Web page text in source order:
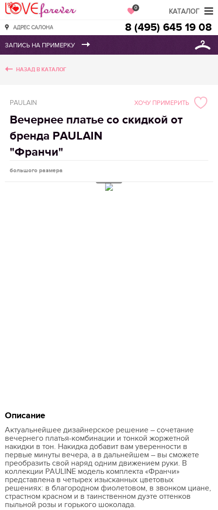
Love Forever
АДРЕС САЛОНА
0
8 (495) 645 19 08
НАЗАД В КАТАЛОГ
PAULAIN
Вечернее платье со скидкой от
бренда PAULAIN
"Франчи"
большого размера
ХОЧУ ПРИМЕРИТЬ
Описание
Актуальнейшее дизайнерское решение – сочетание
вечернего платья-комбинации и тонкой жоржетной
накидки в тон. Накидка добавит вам уверенности в
первые минуты вечера, а в дальнейшем – вы сможете
преобразить свой наряд одним движением руки. В
коллекции PAULINE модель комплекта «Франчи»
представлена в четырех изысканных цветовых
решениях: в благородном фиолетовом, в звонком циане,
страстном красном и в таинственном дуэте оттенков
пыльной розы и горького шоколада.
КАТАЛОГ